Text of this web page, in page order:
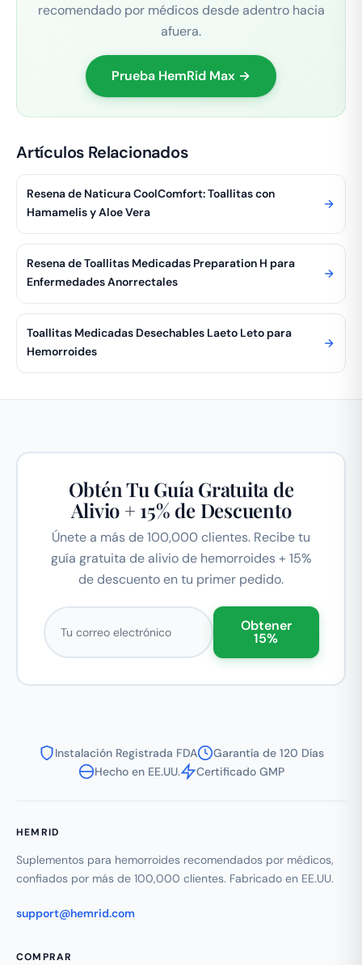
recomendado por médicos desde adentro hacia
afuera.
Prueba HemRid Max →
Artículos Relacionados
Resena de Naticura CoolComfort: Toallitas con
Hamamelis y Aloe Vera
Resena de Toallitas Medicadas Preparation H para
Enfermedades Anorrectales
Toallitas Medicadas Desechables Laeto Leto para
Hemorroides
Obtén Tu Guía Gratuita de
Alivio + 15% de Descuento
Únete a más de 100,000 clientes. Recibe tu
guía gratuita de alivio de hemorroides + 15%
de descuento en tu primer pedido.
Correo electrónico
Obtener
15%
Instalación Registrada FDA
Garantía de 120 Días
Hecho en EE.UU.
Certificado GMP
HEMRID
Suplementos para hemorroides recomendados por médicos,
confiados por más de 100,000 clientes. Fabricado en EE.UU.
support@hemrid.com
COMPRAR